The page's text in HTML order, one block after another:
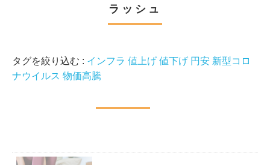
ラッシュ
タグを絞り込む : インフラ 値上げ 値下げ 円安 新型コロ
ナウイルス 物価高騰